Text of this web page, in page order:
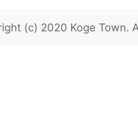
(c) 2020 Koge Town.